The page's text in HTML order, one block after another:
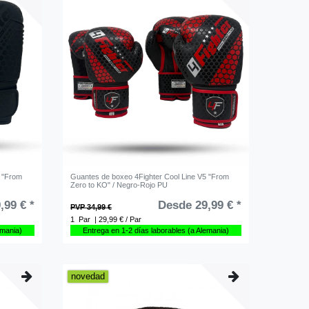
"From
€ *
Guantes de boxeo 4Fighter Cool Line V5 "From
Zero to KO" / Negro-Rojo PU
PVP 34,99 € Desde 29,99 € *
1 Par | 29,99 € / Par
Entrega en 1-2 días laborables (a Alemania)
novedad